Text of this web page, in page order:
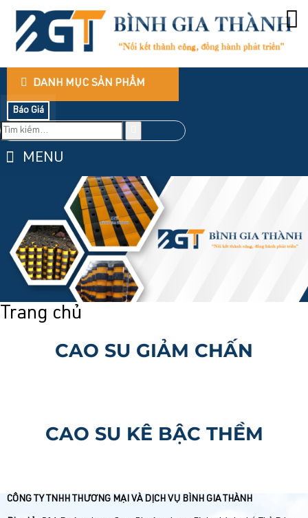
DANH MỤC SẢN PHẨM
Báo Giá
MENU
Trang chủ
CAO SU GIẢM CHẤN
CAO SU KÊ BẬC THỀM
CÔNG TY TNHH THƯƠNG MẠI VÀ DỊCH VỤ BÌNH GIA THÀNH